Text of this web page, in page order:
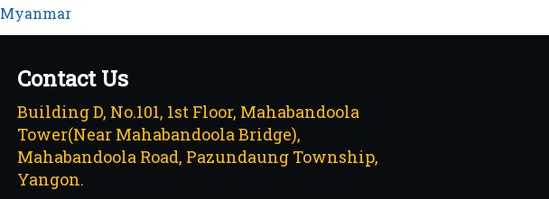
Myanmar
Contact Us
Building D, No.101, 1st Floor, Mahabandoola
Tower(Near Mahabandoola Bridge),
Mahabandoola Road, Pazundaung Township,
Yangon.